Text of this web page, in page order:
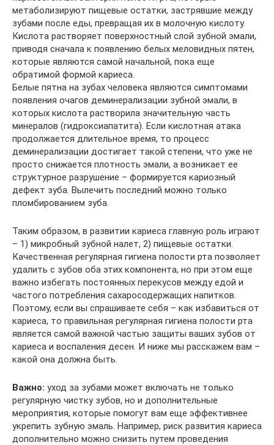
метаболизируют пищевые остатки, застрявшие между
зубами после еды, превращая их в молочную кислоту.
Кислота растворяет поверхностный слой зубной эмали,
приводя сначала к появлению белых меловидных пятен,
которые являются самой начальной, пока еще
обратимой формой кариеса.
Белые пятна на зубах человека являются симптомами
появления очагов деминерализации зубной эмали, в
которых кислота растворила значительную часть
минералов (гидроксиапатита). Если кислотная атака
продолжается длительное время, то процесс
деминерализации достигает такой степени, что уже не
просто снижается плотность эмали, а возникает ее
структурное разрушение – формируется кариозный
дефект зуба. Вылечить последний можно только
пломбированием зуба.
Таким образом, в развитии кариеса главную роль играют
– 1) микробный зубной налет, 2) пищевые остатки.
Качественная регулярная гигиена полости рта позволяет
удалить с зубов оба этих компонента, но при этом еще
важно избегать постоянных перекусов между едой и
частого потребления сахаросодержащих напитков.
Поэтому, если вы спрашиваете себя – как избавиться от
кариеса, то правильная регулярная гигиена полости рта
является самой важной частью защиты ваших зубов от
кариеса и воспаления десен. И ниже мы расскажем вам –
какой она должна быть.
Важно: уход за зубами может включать не только
регулярную чистку зубов, но и дополнительные
мероприятия, которые помогут вам еще эффективнее
укрепить зубную эмаль. Например, риск развития кариеса
дополнительно можно снизить путем проведения